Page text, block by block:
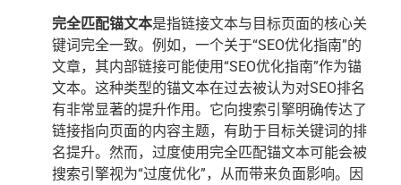
完全匹配锚文本是指链接文本与目标页面的核心关
键词完全一致。例如，一个关于“SEO优化指南”的
文章，其内部链接可能使用“SEO优化指南”作为锚
文本。这种类型的锚文本在过去被认为对SEO排名
有非常显著的提升作用。它向搜索引擎明确传达了
链接指向页面的内容主题，有助于目标关键词的排
名提升。然而，过度使用完全匹配锚文本可能会被
搜索引擎视为“过度优化”，从而带来负面影响。因